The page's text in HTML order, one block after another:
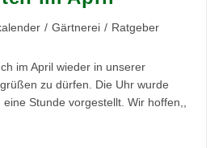
/ Gärtnerei / Ratgeber
im April wieder in unserer
zu dürfen. Die Uhr wurde
Stunde vorgestellt. Wir hoffen,,